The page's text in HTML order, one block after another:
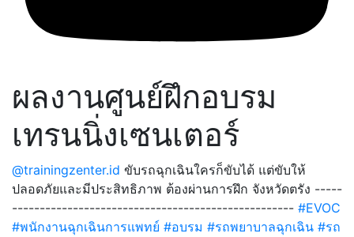
ผลงานศูนย์ฝึกอบรม
เทรนนิ่งเซนเตอร์
@trainingzenter.id ขับรถฉุกเฉินใครก็ขับได้ แต่ขับให้
ปลอดภัยและมีประสิทธิภาพ ต้องผ่านการฝึก จังหวัดตรัง -----
--------------------------------------------------- #EVOC
#พนักงานฉุกเฉินการแพทย์ #อบรม #รถพยาบาลฉุกเฉิน #รถ